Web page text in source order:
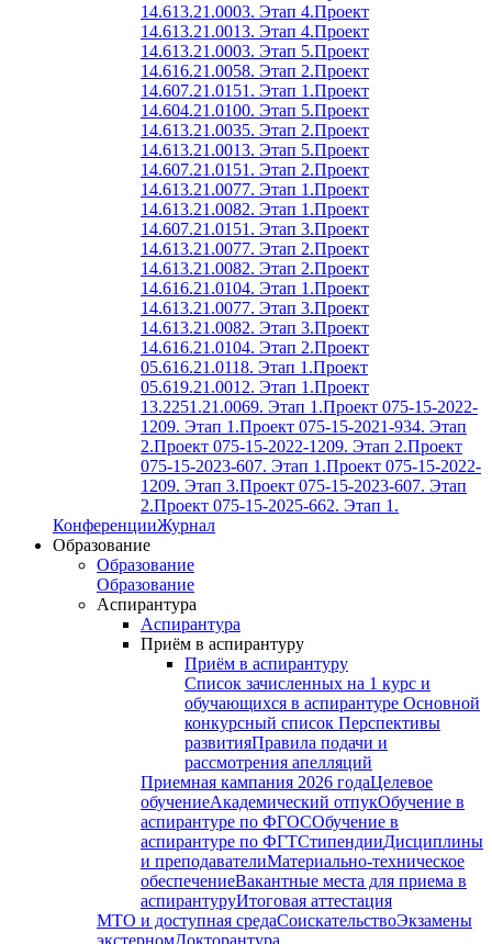
14.613.21.0003. Этап 4.Проект
14.613.21.0013. Этап 4.Проект
14.613.21.0003. Этап 5.Проект
14.616.21.0058. Этап 2.Проект
14.607.21.0151. Этап 1.Проект
14.604.21.0100. Этап 5.Проект
14.613.21.0035. Этап 2.Проект
14.613.21.0013. Этап 5.Проект
14.607.21.0151. Этап 2.Проект
14.613.21.0077. Этап 1.Проект
14.613.21.0082. Этап 1.Проект
14.607.21.0151. Этап 3.Проект
14.613.21.0077. Этап 2.Проект
14.613.21.0082. Этап 2.Проект
14.616.21.0104. Этап 1.Проект
14.613.21.0077. Этап 3.Проект
14.613.21.0082. Этап 3.Проект
14.616.21.0104. Этап 2.Проект
05.616.21.0118. Этап 1.Проект
05.619.21.0012. Этап 1.Проект
13.2251.21.0069. Этап 1.Проект 075-15-2022-
1209. Этап 1.Проект 075-15-2021-934. Этап
2.Проект 075-15-2022-1209. Этап 2.Проект
075-15-2023-607. Этап 1.Проект 075-15-2022-
1209. Этап 3.Проект 075-15-2023-607. Этап
2.Проект 075-15-2025-662. Этап 1.
КонференцииЖурнал
Образование
Образование
Образование
Аспирантура
Аспирантура
Приём в аспирантуру
Приём в аспирантуру
Список зачисленных на 1 курс и
обучающихся в аспирантуре Основной
конкурсный список Перспективы
развитияПравила подачи и
рассмотрения апелляций
Приемная кампания 2026 годаЦелевое
обучениеАкадемический отпукОбучение в
аспирантуре по ФГОСОбучение в
аспирантуре по ФГТСтипендииДисциплины
и преподавателиМатериально-техническое
обеспечениеВакантные места для приема в
аспирантуруИтоговая аттестация
МТО и доступная средаСоискательствоЭкзамены
экстерномДокторантура